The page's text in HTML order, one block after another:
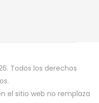
Todos los derechos
el sitio web no remplaza